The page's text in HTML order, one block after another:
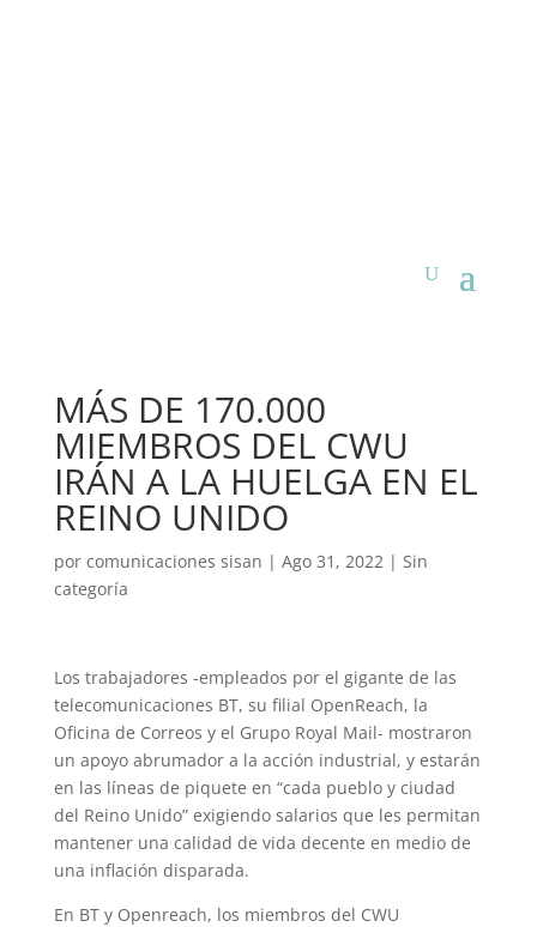
MÁS DE 170.000
MIEMBROS DEL CWU
IRÁN A LA HUELGA EN EL
REINO UNIDO
por comunicaciones sisan | Ago 31, 2022| Sin
categoría
Los trabajadores -empleados por el gigante de las
telecomunicaciones BT, su filial OpenReach, la
Oficina de Correos y el Grupo Royal Mail- mostraron
un apoyo abrumador a la acción industrial, y estarán
en las líneas de piquete en “cada pueblo y ciudad
del Reino Unido” exigiendo salarios que les permitan
mantener una calidad de vida decente en medio de
una inflación disparada.
En BT y Openreach, los miembros del CWU